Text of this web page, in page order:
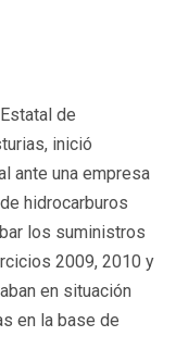
de
inició
ante una empresa
hidrocarburos
los suministros
2009, 2010 y
en situación
en la base de